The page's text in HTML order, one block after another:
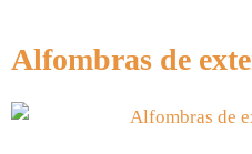
Alfombras de